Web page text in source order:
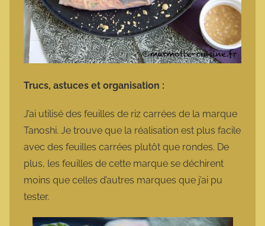
Trucs, astuces et organisation :
J’ai utilisé des feuilles de riz carrées de la marque
Tanoshi. Je trouve que la réalisation est plus facile
avec des feuilles carrées plutôt que rondes. De
plus, les feuilles de cette marque se déchirent
moins que celles d’autres marques que j’ai pu
tester.